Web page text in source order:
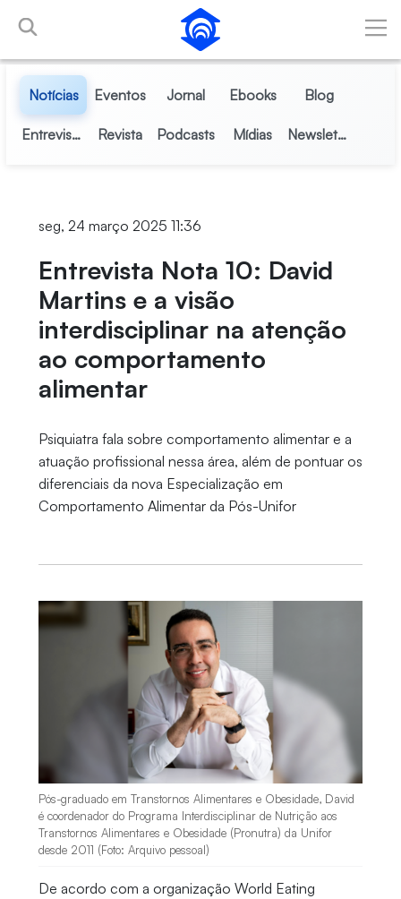
Pular para o Conteúdo principal
Notícias Eventos Jornal Ebooks Blog
Entrevistas Revista Podcasts Mídias Newsletter
seg, 24 março 2025 11:36
Entrevista Nota 10: David
Martins e a visão
interdisciplinar na atenção
ao comportamento
alimentar
Psiquiatra fala sobre comportamento alimentar e a
atuação profissional nessa área, além de pontuar os
diferenciais da nova Especialização em
Comportamento Alimentar da Pós-Unifor
Pós-graduado em Transtornos Alimentares e Obesidade, David
é coordenador do Programa Interdisciplinar de Nutrição aos
Transtornos Alimentares e Obesidade (Pronutra) da Unifor
desde 2011 (Foto: Arquivo pessoal)
De acordo com a organização World Eating